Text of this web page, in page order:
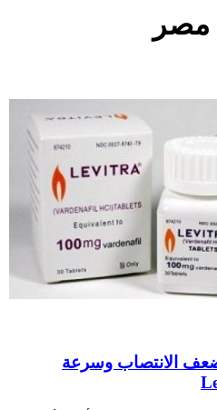
مصر
ضعف الانتصاب وسرعة